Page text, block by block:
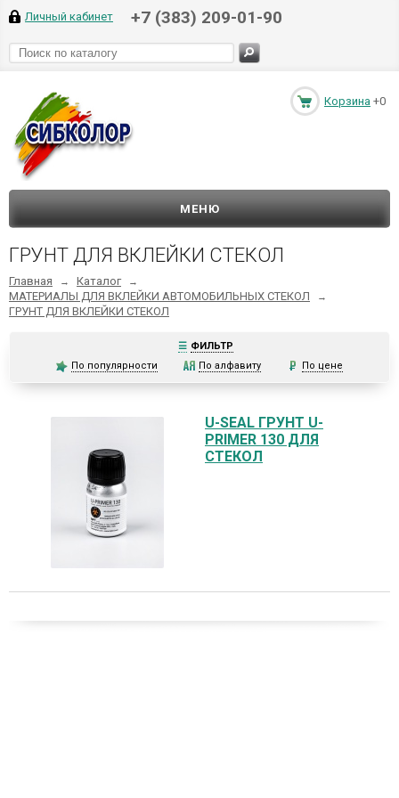
Личный кабинет +7 (383) 209-01-90
Корзина +0
МЕНЮ
ГРУНТ ДЛЯ ВКЛЕЙКИ СТЕКОЛ
Главная → Каталог →
МАТЕРИАЛЫ ДЛЯ ВКЛЕЙКИ АВТОМОБИЛЬНЫХ СТЕКОЛ →
ГРУНТ ДЛЯ ВКЛЕЙКИ СТЕКОЛ
☰ ФИЛЬТР
По популярности
По алфавиту По цене
U-SEAL ГРУНТ U-
PRIMER 130 ДЛЯ
СТЕКОЛ